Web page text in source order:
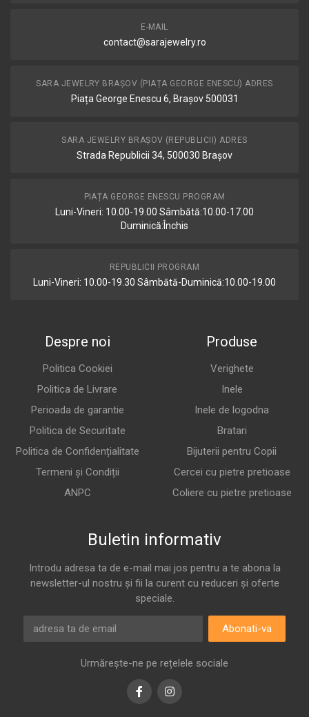
E-MAIL
contact@sarajewelry.ro
SARA JEWELRY BRAȘOV (PIAȚA GEORGE ENESCU) ADRES
Piața George Enescu 6, Brașov 500031
SARA JEWELRY BRAȘOV (REPUBLICII) ADRES
Strada Republicii 34, 500030 Brașov
PIAȚA GEORGE ENESCU PROGRAM
Luni-Vineri: 10.00-19.00 Sâmbătă:10.00-17.00
Duminică:Închis
REPUBLICII PROGRAM
Luni-Vineri: 10.00-19.30 Sâmbătă-Duminică:10.00-19.00
Despre noi
Politica Cookiei
Politica de Livrare
Perioada de garantie
Politica de Securitate
Politica de Confidențialitate
Termeni și Condiții
ANPC
Produse
Verighete
Inele
Inele de logodna
Bratari
Bijuterii pentru Copii
Cercei cu pietre pretioase
Coliere cu pietre pretioase
Buletin informativ
Introdu adresa ta de e-mail mai jos pentru a te abona la
newsletter-ul nostru și fii la curent cu reduceri și oferte
speciale.
Abonati-va
Urmărește-ne pe rețelele sociale
FacebookInstagram